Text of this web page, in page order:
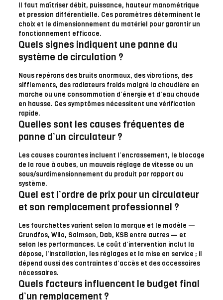
Il faut maîtriser débit, puissance, hauteur manométrique
et pression différentielle. Ces paramètres déterminent le
choix et le dimensionnement du matériel pour garantir un
fonctionnement efficace.
Quels signes indiquent une panne du
système de circulation ?
Nous repérons des bruits anormaux, des vibrations, des
sifflements, des radiateurs froids malgré la chaudière en
marche ou une consommation d’énergie et d’eau chaude
en hausse. Ces symptômes nécessitent une vérification
rapide.
Quelles sont les causes fréquentes de
panne d’un circulateur ?
Les causes courantes incluent l’encrassement, le blocage
de la roue à aubes, un mauvais réglage de vitesse ou un
sous/surdimensionnement du produit par rapport au
système.
Quel est l’ordre de prix pour un circulateur
et son remplacement professionnel ?
Les fourchettes varient selon la marque et le modèle —
Grundfos, Wilo, Salmson, Dab, KSB entre autres — et
selon les performances. Le coût d’intervention inclut la
dépose, l’installation, les réglages et la mise en service ; il
dépend aussi des contraintes d’accès et des accessoires
nécessaires.
Quels facteurs influencent le budget final
d’un remplacement ?